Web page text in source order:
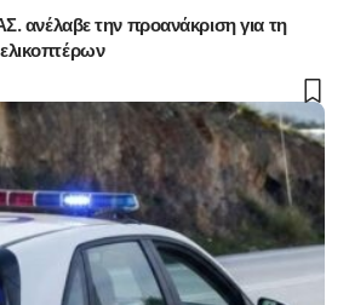
ανέλαβε την προανάκριση για τη